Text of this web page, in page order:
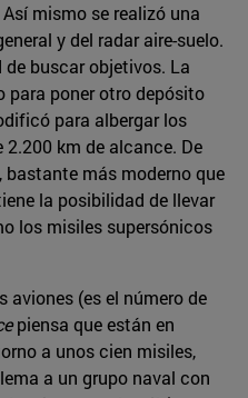
mismo se realizó una
y del radar aire-suelo.
buscar objetivos. La
para poner otro depósito
para albergar los
2.200 km de alcance. De
bastante más moderno que
la posibilidad de llevar
los misiles supersónicos
aviones (es el número de
piensa que están en
a unos cien misiles,
a un grupo naval con